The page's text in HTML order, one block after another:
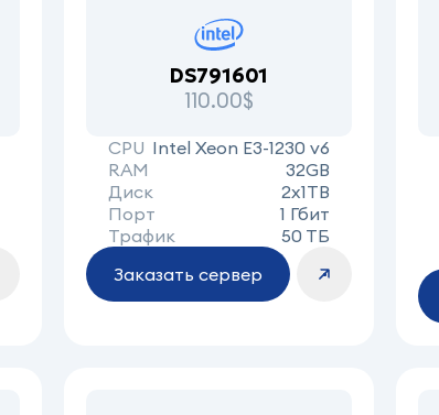
DS791601
110.00$
CPU Intel Xeon E3-1230 v6
RAM
32GB
Диск
2x1TB
Порт
1 Гбит
Трафик
50 ТБ
Заказать сервер